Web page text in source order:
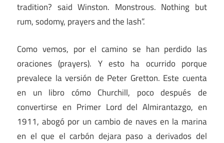
tradition? said Winston. Monstrous. Nothing but
rum, sodomy, prayers and the lash”.
Como vemos, por el camino se han perdido las
oraciones (prayers). Y esto ha ocurrido porque
prevalece la versión de Peter Gretton. Este cuenta
en un libro cómo Churchill, poco después de
convertirse en Primer Lord del Almirantazgo, en
1911, abogó por un cambio de naves en la marina
en el que el carbón dejara paso a derivados del